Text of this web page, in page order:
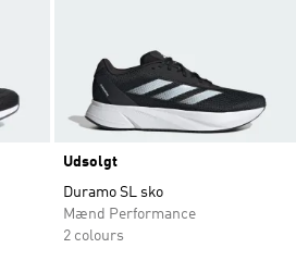
Udsolgt
Duramo SL sko
Mænd Performance
2 colours